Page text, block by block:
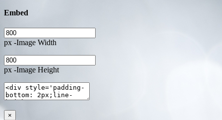
Embed
px -Image Width
px -Image Height
×